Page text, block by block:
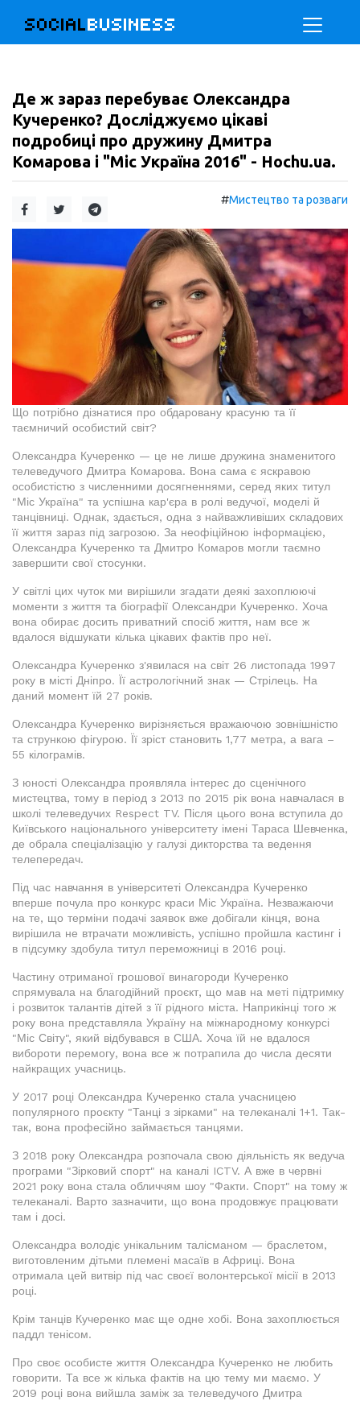
SOCIALBUSINESS
Де ж зараз перебуває Олександра
Кучеренко? Досліджуємо цікаві
подробиці про дружину Дмитра
Комарова і "Міс Україна 2016" - Hochu.ua.
#Мистецтво та розваги
Що потрібно дізнатися про обдаровану красуню та її
таємничий особистий світ?
Олександра Кучеренко — це не лише дружина знаменитого
телеведучого Дмитра Комарова. Вона сама є яскравою
особистістю з численними досягненнями, серед яких титул
"Міс Україна" та успішна кар'єра в ролі ведучої, моделі й
танцівниці. Однак, здається, одна з найважливіших складових
її життя зараз під загрозою. За неофіційною інформацією,
Олександра Кучеренко та Дмитро Комаров могли таємно
завершити свої стосунки.
У світлі цих чуток ми вирішили згадати деякі захоплюючі
моменти з життя та біографії Олександри Кучеренко. Хоча
вона обирає досить приватний спосіб життя, нам все ж
вдалося відшукати кілька цікавих фактів про неї.
Олександра Кучеренко з'явилася на світ 26 листопада 1997
року в місті Дніпро. Її астрологічний знак — Стрілець. На
даний момент їй 27 років.
Олександра Кучеренко вирізняється вражаючою зовнішністю
та стрункою фігурою. Її зріст становить 1,77 метра, а вага –
55 кілограмів.
З юності Олександра проявляла інтерес до сценічного
мистецтва, тому в період з 2013 по 2015 рік вона навчалася в
школі телеведучих Respect TV. Після цього вона вступила до
Київського національного університету імені Тараса Шевченка,
де обрала спеціалізацію у галузі дикторства та ведення
телепередач.
Під час навчання в університеті Олександра Кучеренко
вперше почула про конкурс краси Міс Україна. Незважаючи
на те, що терміни подачі заявок вже добігали кінця, вона
вирішила не втрачати можливість, успішно пройшла кастинг і
в підсумку здобула титул переможниці в 2016 році.
Частину отриманої грошової винагороди Кучеренко
спрямувала на благодійний проєкт, що мав на меті підтримку
і розвиток талантів дітей з її рідного міста. Наприкінці того ж
року вона представляла Україну на міжнародному конкурсі
"Міс Світу", який відбувався в США. Хоча їй не вдалося
вибороти перемогу, вона все ж потрапила до числа десяти
найкращих учасниць.
У 2017 році Олександра Кучеренко стала учасницею
популярного проєкту "Танці з зірками" на телеканалі 1+1. Так-
так, вона професійно займається танцями.
З 2018 року Олександра розпочала свою діяльність як ведуча
програми "Зірковий спорт" на каналі ICTV. А вже в червні
2021 року вона стала обличчям шоу "Факти. Спорт" на тому ж
телеканалі. Варто зазначити, що вона продовжує працювати
там і досі.
Олександра володіє унікальним талісманом — браслетом,
виготовленим дітьми племені масаїв в Африці. Вона
отримала цей витвір під час своєї волонтерської місії в 2013
році.
Крім танців Кучеренко має ще одне хобі. Вона захоплюється
паддл тенісом.
Про своє особисте життя Олександра Кучеренко не любить
говорити. Та все ж кілька фактів на цю тему ми маємо. У
2019 році вона вийшла заміж за телеведучого Дмитра